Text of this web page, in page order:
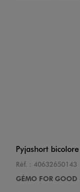
Pyjashort
Réf. : 40632650143
GÉMO FOR